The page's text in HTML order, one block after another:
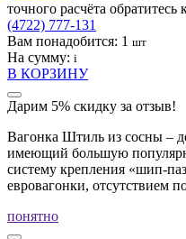
точного расчёта
(4722) 777-131
Вам понадобится: 1 шт
На сумму: i
В КОРЗИНУ
Дарим 5% скидку за отзыв!
Вагонка Штиль из сосны –
имеющий большую
систему крепления «шип-
евровагонки, отсутствием
понятно